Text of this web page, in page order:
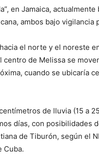
en Jamaica,
ambos bajo vigilancia
el norte y el noreste
de Melissa se
cuando se ubicaría
de lluvia (15 a
días, con posibilidades
de Tiburón, según el
Cuba.